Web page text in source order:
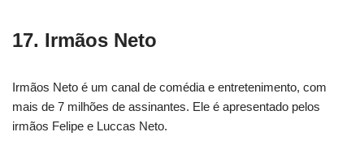
17. Irmãos Neto
Irmãos Neto é um canal de comédia e entretenimento, com
mais de 7 milhões de assinantes. Ele é apresentado pelos
irmãos Felipe e Luccas Neto.